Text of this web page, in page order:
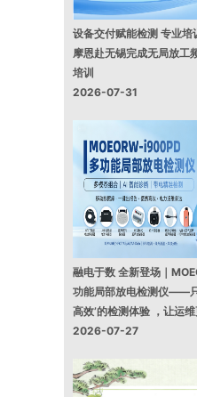
设备交付赋能检测 专业培
摩恩赴无锡完成无局放工
培训
2026-07-31
融电于数 全新登场｜
功能局部放电检测仪——
高效’的检测体验 ，让运维
2026-07-27